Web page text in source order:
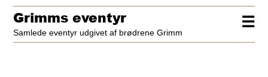
☰
Grimms eventyr
Samlede eventyr udgivet af brødrene Grimm